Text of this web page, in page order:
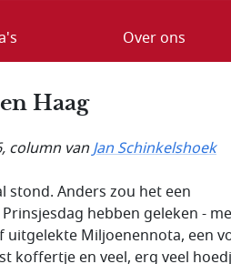
Over ons
Haag
, column vanJan Schinkelshoek
stond. Anders zou het een
hebben geleken -
uitgelekte Miljoenennota, een
koffertje en veel, erg veel